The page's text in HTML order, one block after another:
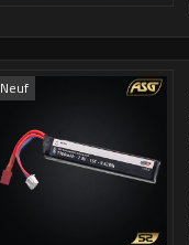
Neuf